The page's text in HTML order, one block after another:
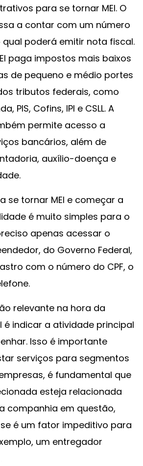
para se tornar MEI. O
a contar com um número
qual poderá emitir nota fiscal.
paga impostos mais baixos
de pequeno e médio portes
tributos federais, como
PIS, Cofins, IPI e CSLL. A
permite acesso a
bancários, além de
auxílio-doença e
se tornar MEI e começar a
é muito simples para o
apenas acessar o
do Governo Federal,
com o número do CPF, o
relevante na hora da
é indicar a atividade principal
Isso é importante
serviços para segmentos
é fundamental que
esteja relacionada
companhia em questão,
é um fator impeditivo para
um entregador